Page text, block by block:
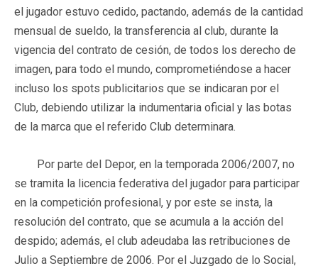
el jugador estuvo cedido, pactando, además de la cantidad
mensual de sueldo, la transferencia al club, durante la
vigencia del contrato de cesión, de todos los derecho de
imagen, para todo el mundo, comprometiéndose a hacer
incluso los spots publicitarios que se indicaran por el
Club, debiendo utilizar la indumentaria oficial y las botas
de la marca que el referido Club determinara.
Por parte del Depor, en la temporada 2006/2007, no
se tramita la licencia federativa del jugador para participar
en la competición profesional, y por este se insta, la
resolución del contrato, que se acumula a la acción del
despido; además, el club adeudaba las retribuciones de
Julio a Septiembre de 2006. Por el Juzgado de lo Social,